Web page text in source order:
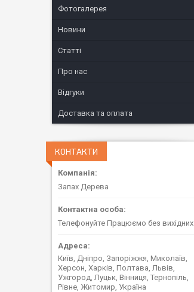
Фотогалерея
Новини
Статті
Про нас
Відгуки
Доставка та оплата
КОНТАКТИ
Запах Дерева
Телефонуйте Працюємо без вихідних
Київ, Дніпро, Запоріжжя, Миколаїв,
Херсон, Харків, Полтава, Львів,
Ужгород, Луцьк, Вінниця, Тернопіль,
Рівне, Житомир, Україна